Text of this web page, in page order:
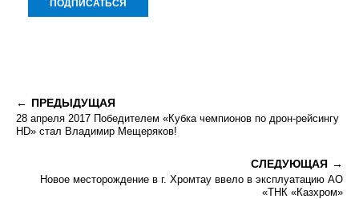
ПРЕДЫДУЩАЯ
28 апреля 2017 Победителем «Кубка чемпионов по дрон-рейсингу
HD» стал Владимир Мещеряков!
СЛЕДУЮЩАЯ
Новое месторождение в г. Хромтау ввело в эксплуатацию АО
«ТНК «Казхром»